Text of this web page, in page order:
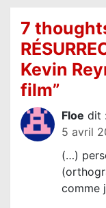
7
Kevin
film”
Floe dit
5 avril
(…)
comme